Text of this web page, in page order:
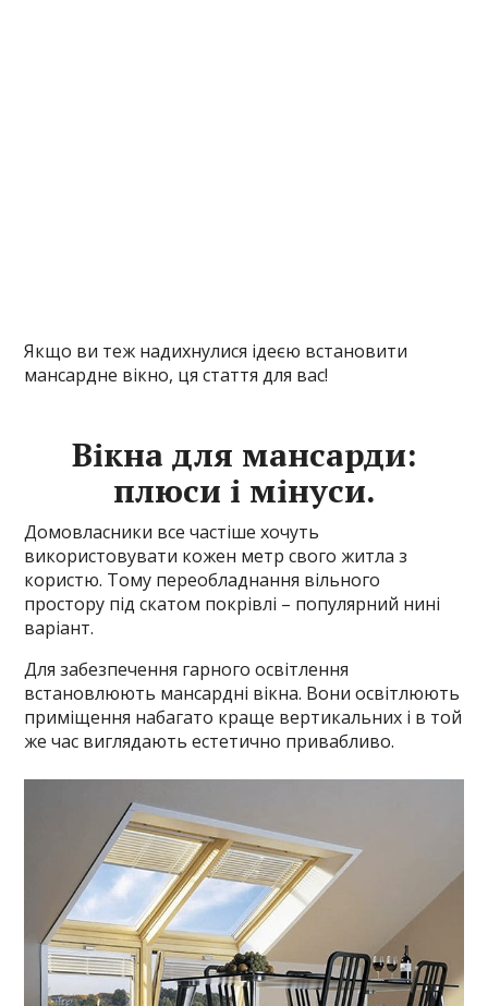
Якщо ви теж надихнулися ідеєю встановити
мансардне вікно, ця стаття для вас!
Вікна для мансарди:
плюси і мінуси.
Домовласники все частіше хочуть
використовувати кожен метр свого житла з
користю. Тому переобладнання вільного
простору під скатом покрівлі – популярний нині
варіант.
Для забезпечення гарного освітлення
встановлюють мансардні вікна. Вони освітлюють
приміщення набагато краще вертикальних і в той
же час виглядають естетично привабливо.